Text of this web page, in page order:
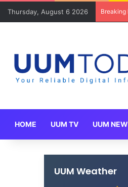
Thursday, August 6 2026 Breaking
HOME UUM TV UUM
UUM Weather